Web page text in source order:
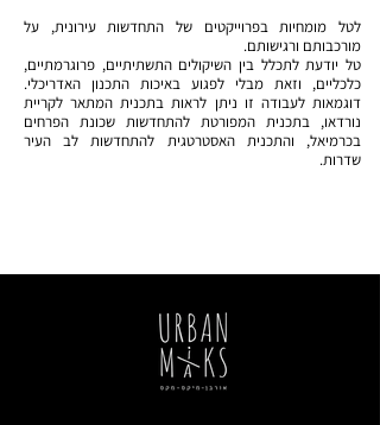
לטל מומחיות בפרוייקטים של התחדשות עירונית, על
מורכבותם ורגישותם.
טל יודעת לתכלל בין השיקולים התשתיתיים, פרוגרמתיים,
כלכליים, וזאת מבלי לפגוע באיכות התכנון האדריכלי.
דוגמאות לעבודה זו ניתן לראות בתכנית המתאר לקריית
נורדאו, בתכנית המפורטת להתחדשות שכונת הפרחים
בכרמיאל, והתכנית האסטרטגית להתחדשות לב העיר
שדרות.